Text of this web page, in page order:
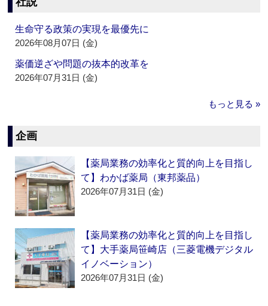
生命守る政策の実現を最優先に
2026年08月07日 (金)
薬価逆ざや問題の抜本的改革を
2026年07月31日 (金)
もっと見る »
企画
【薬局業務の効率化と質的向上を目指し
て】わかば薬局（東邦薬品）
2026年07月31日 (金)
【薬局業務の効率化と質的向上を目指し
て】大手薬局笹崎店（三菱電機デジタル
イノベーション）
2026年07月31日 (金)